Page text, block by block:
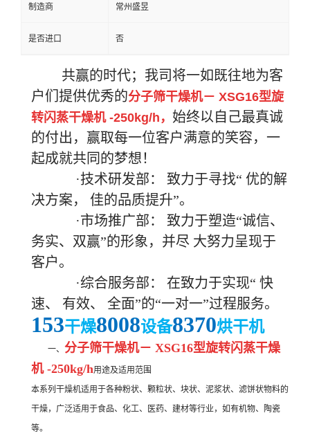
制造商 常州盛昱
是否进口 否
共赢的时代；我司将一如既往地为客
户们提供优秀的分子筛干燥机－ XSG16型旋
转闪蒸干燥机 -250kg/h， 始终以自己最真诚
的付出，赢取每一位客户满意的笑容，一
起成就共同的梦想！
·技术研发部： 致力于寻找“ 优的解
决方案，
佳的品质提升”。
·市场推广部： 致力于塑造“诚信、
务实、双赢”的形象，并尽 大努力呈现于
客户。
·综合服务部： 在致力于实现“ 快
速、
有效、 全面”的“一对一”过程服务。
153干燥8008设备8370烘干机
一、 分子筛干燥机－ XSG16型旋转闪蒸干燥
机 -250kg/h用途及适用范围
本系列干燥机适用于各种粉状、颗粒状、块状、泥浆状、滤饼状物料的
干燥，广泛适用于食品、化工、医药、建材等行业，如有机物、陶瓷
等。